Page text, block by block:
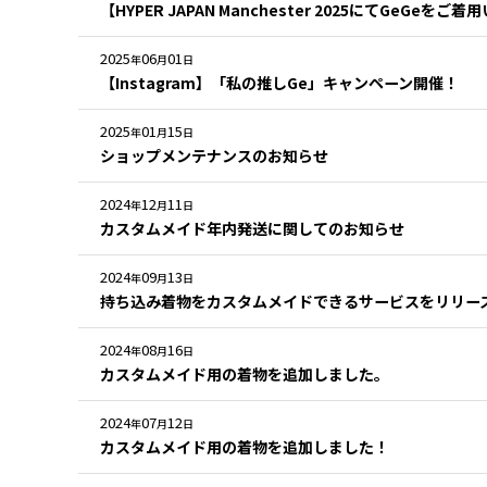
【HYPER JAPAN Manchester 2025にてGeGeをご着用
2025年06月01日
【Instagram】「私の推しGe」キャンペーン開催！
2025年01月15日
ショップメンテナンスのお知らせ
2024年12月11日
カスタムメイド年内発送に関してのお知らせ
2024年09月13日
持ち込み着物をカスタムメイドできるサービスをリリー
2024年08月16日
カスタムメイド用の着物を追加しました。
2024年07月12日
カスタムメイド用の着物を追加しました！